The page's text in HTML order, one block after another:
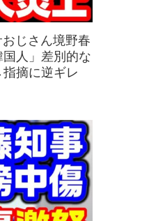
おじさん境野春
人」差別的な
摘に逆ギレ